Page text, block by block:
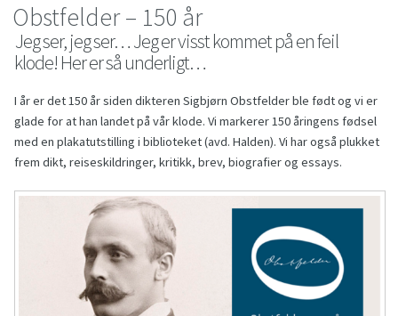
Obstfelder – 150 år
Jeg ser, jeg ser… Jeg er visst kommet på en feil
klode! Her er så underligt…
I år er det 150 år siden dikteren Sigbjørn Obstfelder ble født og vi er
glade for at han landet på vår klode. Vi markerer 150 åringens fødsel
med en plakatutstilling i biblioteket (avd. Halden). Vi har også plukket
frem dikt, reiseskildringer, kritikk, brev, biografier og essays.